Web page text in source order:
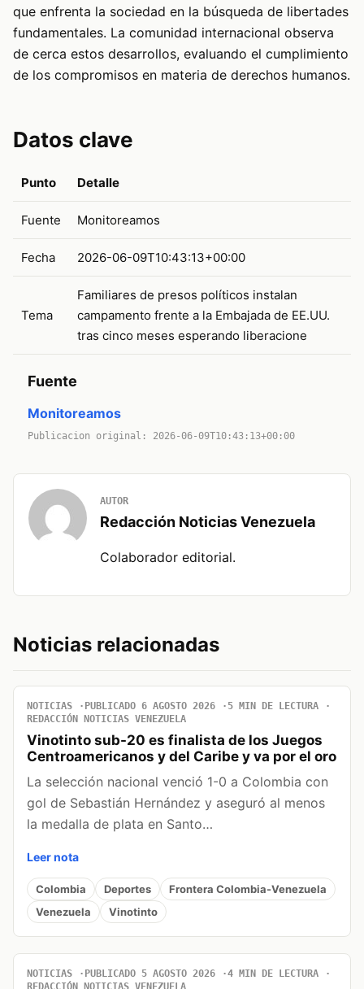
que enfrenta la sociedad en la búsqueda de libertades
fundamentales. La comunidad internacional observa
de cerca estos desarrollos, evaluando el cumplimiento
de los compromisos en materia de derechos humanos.
Datos clave
Punto Detalle
Fuente Monitoreamos
Fecha 2026-06-09T10:43:13+00:00
Tema
Familiares de presos políticos instalan
campamento frente a la Embajada de EE.UU.
tras cinco meses esperando liberacione
Fuente
Monitoreamos
Publicacion original: 2026-06-09T10:43:13+00:00
AUTOR
Redacción Noticias Venezuela
Colaborador editorial.
Noticias relacionadas
NOTICIAS PUBLICADO 6 AGOSTO 2026
5 MIN DE LECTURA
REDACCIÓN NOTICIAS VENEZUELA
Vinotinto sub-20 es finalista de los Juegos
Centroamericanos y del Caribe y va por el oro
La selección nacional venció 1-0 a Colombia con
gol de Sebastián Hernández y aseguró al menos
la medalla de plata en Santo…
Leer nota
Colombia Deportes
Frontera Colombia-Venezuela
Venezuela
Vinotinto
NOTICIAS PUBLICADO 5 AGOSTO 2026
4 MIN DE LECTURA